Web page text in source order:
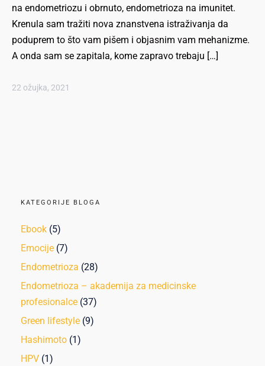
na endometriozu i obrnuto, endometrioza na imunitet.
Krenula sam tražiti nova znanstvena istraživanja da
poduprem to što vam pišem i objasnim vam mehanizme.
A onda sam se zapitala, kome zapravo trebaju […]
22 ožujka, 2021
KATEGORIJE BLOGA
Ebook (5)
Emocije (7)
Endometrioza (28)
Endometrioza – akademija za medicinske
profesionalce (37)
Green lifestyle (9)
Hashimoto (1)
HPV (1)